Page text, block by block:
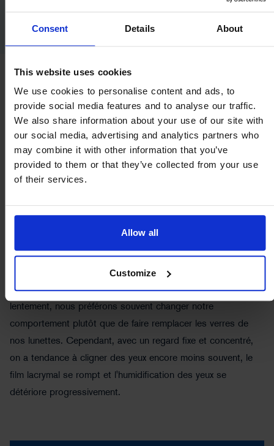
Consent Details About
This website uses cookies
We use cookies to personalise content and ads, to
provide social media features and to analyse our traffic.
We also share information about your use of our site with
our social media, advertising and analytics partners who
may combine it with other information that you’ve
provided to them or that they’ve collected from your use
of their services.
Allow all
Customize
LUNETTES
Les yeux sont plus sollicités en
cas de défaut de vision
Si vous ne souhaitez pas porter de lentilles de contact ou si
rougeurs oculaires, le port de lunettes est la bonne solution.
contrôlée régulièrement par un ophtalmologue et de les
ajuster si nécessaire. En effet, une mauvaise correction de la
vue soumet les yeux au stress et peut aggraver leur
dessèchement. Lorsque la vision commence à se dégrader
lentement, nous préférons souvent changer notre
comportement plutôt que de faire remplacer les verres de
nos lunettes. Cependant, avec un regard fixe et concentré,
on a tendance à cligner des yeux encore moins souvent, le
film lacrymal se rompt et l'humidification des yeux se
détériore progressivement.
©sebra - stock.adobe.com